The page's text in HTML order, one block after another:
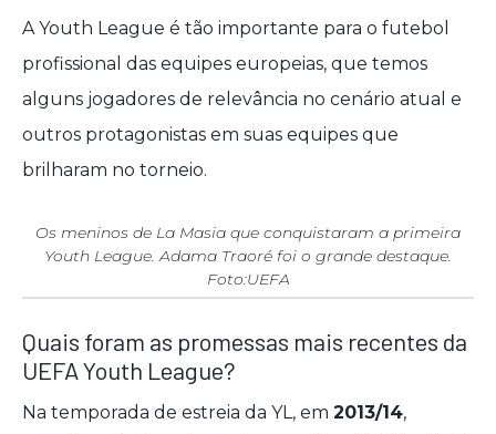
A Youth League é tão importante para o futebol
profissional das equipes europeias, que temos
alguns jogadores de relevância no cenário atual e
outros protagonistas em suas equipes que
brilharam no torneio.
Os meninos de La Masia que conquistaram a primeira
Youth League. Adama Traoré foi o grande destaque.
Foto:UEFA
Quais foram as promessas mais recentes da
UEFA Youth League?
Na temporada de estreia da YL, em 2013/14,